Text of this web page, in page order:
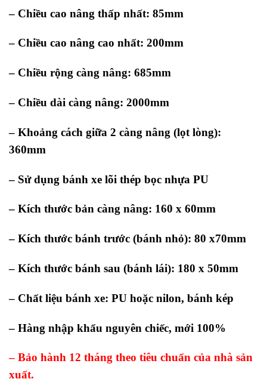
– Chiều cao nâng thấp nhất: 85mm
– Chiều cao nâng cao nhất: 200mm
– Chiều rộng càng nâng: 685mm
– Chiều dài càng nâng: 2000mm
– Khoảng cách giữa 2 càng nâng (lọt lòng):
360mm
– Sử dụng bánh xe lõi thép bọc nhựa PU
– Kích thước bản càng nâng: 160 x 60mm
– Kích thước bánh trước (bánh nhỏ): 80 x70mm
– Kích thước bánh sau (bánh lái): 180 x 50mm
– Chất liệu bánh xe: PU hoặc nilon, bánh kép
– Hàng nhập khẩu nguyên chiếc, mới 100%
– Bảo hành 12 tháng theo tiêu chuẩn của nhà sản
xuất.